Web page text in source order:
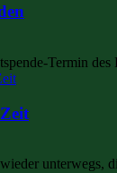
Termin
unterwegs,